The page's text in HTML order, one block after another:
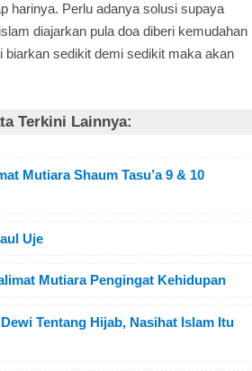
harinya. Perlu adanya solusi supaya
diajarkan pula doa diberi kemudahan
sedikit demi sedikit maka akan
Terkini Lainnya:
Mutiara Shaum Tasu’a 9 & 10
Uje
Mutiara Pengingat Kehidupan
Tentang Hijab, Nasihat Islam Itu